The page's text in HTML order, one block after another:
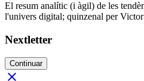
El resum analític (i àgil) de les
l'univers digital; quinzenal per
Nextletter
Continuar
close